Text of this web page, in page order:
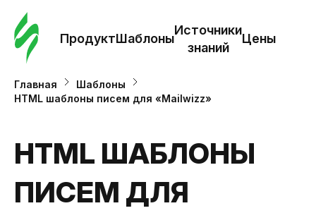
ПродуктШаблоны
Источники
знаний
Цены
Главная
Шаблоны
HTML шаблоны писем для «Mailwizz»
HTML ШАБЛОНЫ
ПИСЕМ ДЛЯ